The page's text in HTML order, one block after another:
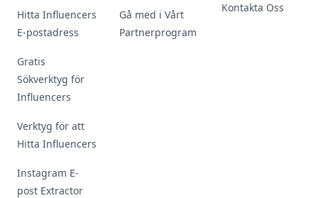
Hitta Influencers
E-postadress
Gratis
Sökverktyg för
Influencers
Verktyg för att
Hitta Influencers
Instagram E-
post Extractor
Gå med i Vårt
Partnerprogram
Kontakta Oss